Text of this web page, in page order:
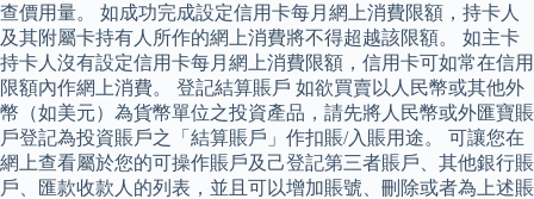
查價用量。 如成功完成設定信用卡每月網上消費限額，持卡人
及其附屬卡持有人所作的網上消費將不得超越該限額。 如主卡
持卡人沒有設定信用卡每月網上消費限額，信用卡可如常在信用
限額內作網上消費。 登記結算賬戶 如欲買賣以人民幣或其他外
幣（如美元）為貨幣單位之投資產品，請先將人民幣或外匯寶賬
戶登記為投資賬戶之「結算賬戶」作扣賬/入賬用途。 可讓您在
網上查看屬於您的可操作賬戶及己登記第三者賬戶、其他銀行賬
戶、匯款收款人的列表，並且可以增加賬號、刪除或者為上述賬